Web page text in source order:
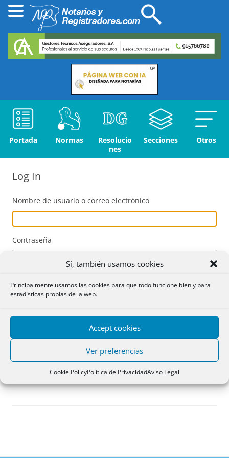
Sí, también usamos cookies
Principalmente usamos las cookies para que todo funcione bien y para
estadísticas propias de la web.
Accept cookies
Ver preferencias
Cookie PolicyPolítica de PrivacidadAviso Legal
Portada Normas
Resolucio
nes
Secciones Otros
Log In
Nombre de usuario o correo electrónico
Contraseña
Acceder
Registro
¿Has olvidado tu contraseña?